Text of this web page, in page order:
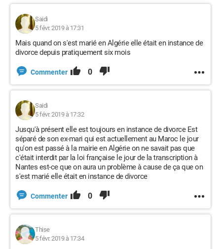
Saidi
5 févr. 2019 à 17:31
Mais quand on s'est marié en Algérie elle était en instance de
divorce depuis pratiquement six mois
Commenter 0
Saidi
5 févr. 2019 à 17:32
Jusqu'à présent elle est toujours en instance de divorce Est
séparé de son ex-mari qui est actuellement au Maroc le jour
qu'on est passé à la mairie en Algérie on ne savait pas que
c'était interdit par la loi française le jour de la transcription à
Nantes est-ce que on aura un problème à cause de ça que on
s'est marié elle était en instance de divorce
Commenter 0
Thise
5 févr. 2019 à 17:34